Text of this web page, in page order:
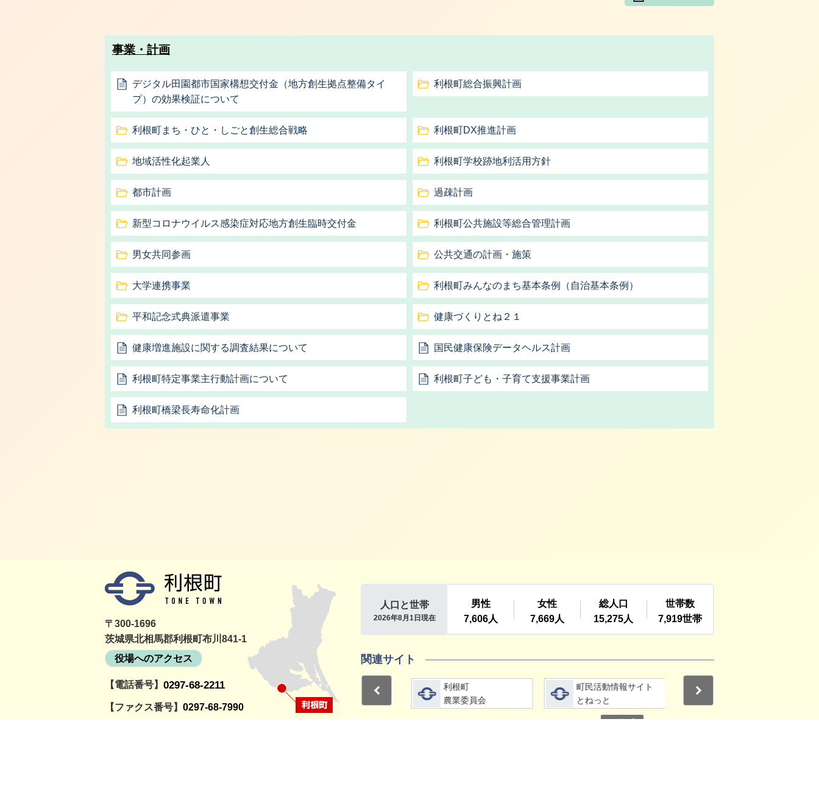
事業・計画
デジタル田園都市国家構想交付金（地方創生拠点整備タイ
プ）の効果検証について
利根町総合振興計画
利根町まち・ひと・しごと創生総合戦略 利根町DX推進計画
地域活性化起業人 利根町学校跡地利活用方針
都市計画 過疎計画
新型コロナウイルス感染症対応地方創生臨時交付金 利根町公共施設等総合管理計画
男女共同参画 公共交通の計画・施策
大学連携事業 利根町みんなのまち基本条例（自治基本条例）
平和記念式典派遣事業 健康づくりとね２１
健康増進施設に関する調査結果について 国民健康保険データヘルス計画
利根町特定事業主行動計画について 利根町子ども・子育て支援事業計画
利根町橋梁長寿命化計画
〒300-1696
茨城県北相馬郡利根町布川841-1
役場へのアクセス
【電話番号】 0297-68-2211
【ファクス番号】 0297-68-7990
関連サイト
町民活動情報サイト
詳細をみる
利根町社会福祉協議
会
詳細をみる
利根町
選挙管理委員会
詳細をみる
利根町
農業委員会
詳細をみる
町民活動情報サイト
とねっと
Previous